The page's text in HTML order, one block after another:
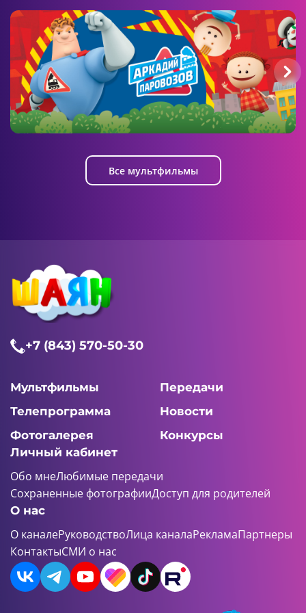
00:42 AM
ШАЯН Формы
Овал
Все мультфильмы
+7 (843) 570-50-30
Мультфильмы
Передачи
Телепрограмма
Новости
Фотогалерея
Конкурсы
Личный кабинет
Обо мнеЛюбимые передачи
Сохраненные фотографииДоступ для родителей
О нас
О каналеРуководствоЛица каналаРекламаПартнеры
КонтактыСМИ о нас